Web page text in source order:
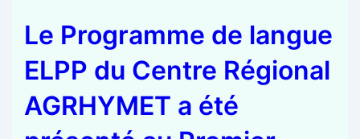
Le Programme de langue
ELPP du Centre Régional
AGRHYMET a été